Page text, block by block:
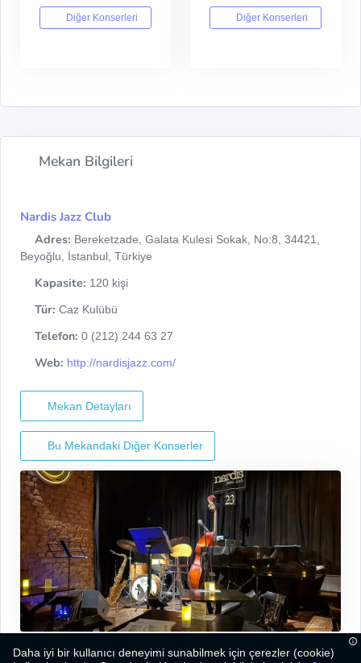
Diğer Konserleri Diğer Konserleri
Mekan Bilgileri
Nardis Jazz Club
Adres: Bereketzade, Galata Kulesi Sokak, No:8, 34421,
Beyoğlu, İstanbul, Türkiye
Kapasite: 120 kişi
Tür: Caz Kulübü
Telefon: 0 (212) 244 63 27
Web: http://nardisjazz.com/
Mekan Detayları
Bu Mekandaki Diğer Konserler
Daha iyi bir kullanıcı deneyimi sunabilmek için çerezler (cookie)